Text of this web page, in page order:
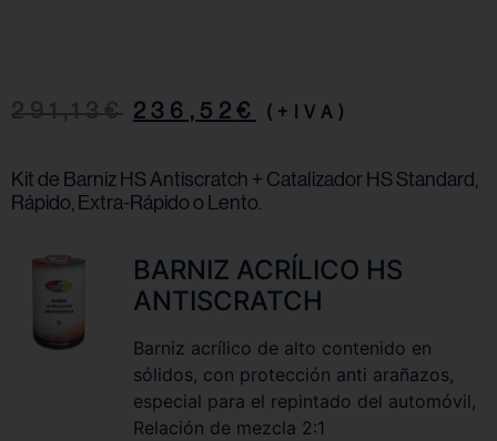
291,13€ 236,52€ (+IVA)
Kit de Barniz HS Antiscratch + Catalizador HS Standard,
Rápido, Extra-Rápido o Lento.
BARNIZ ACRÍLICO HS
ANTISCRATCH
Barniz acrílico de alto contenido en
sólidos, con protección anti arañazos,
especial para el repintado del automóvil,
Relación de mezcla 2:1